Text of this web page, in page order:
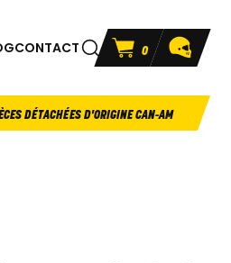
CONTACT 0
DÉTACHÉES D'ORIGINE CAN-AM